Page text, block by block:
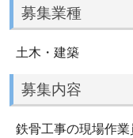
募集業種
土木・建築
募集内容
鉄骨工事の現場作業